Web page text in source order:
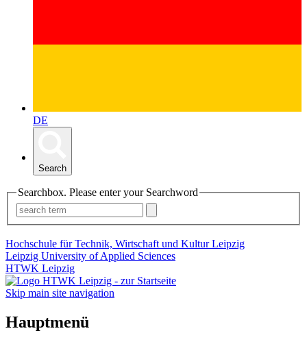
DE
Search
Searchbox. Please enter your Searchword
Hochschule für Technik, Wirtschaft und Kultur Leipzig
Leipzig University of Applied Sciences
HTWK Leipzig
Skip main site navigation
Hauptmenü